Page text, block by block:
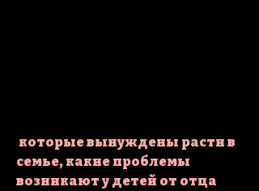
семье, какие проблемы
возникают у детей от отца